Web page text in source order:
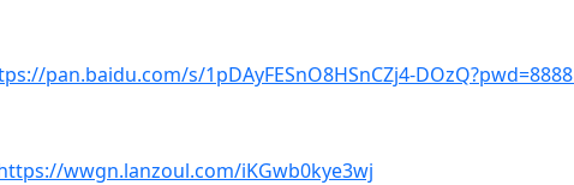
pan.baidu.com/s/1pDAyFESnO8HSnCZj4-DOzQ?pwd=8888
wwgn.lanzoul.com/iKGwb0kye3wj